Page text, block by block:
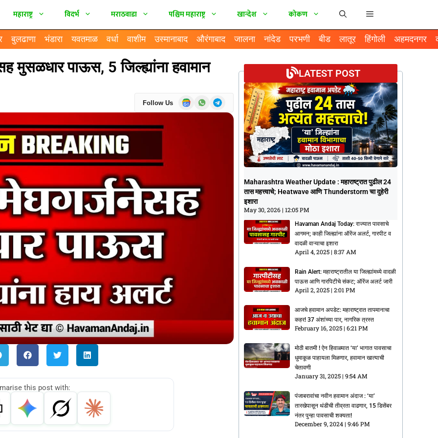
महाराष्ट्र विदर्भ मराठवाडा पश्चिम महाराष्ट्र खान्देश कोकण
बुलढाणा भंडारा यवतमाळ वर्धा वाशीम उस्मानाबाद औरंगाबाद जालना नांदेड परभणी बीड लातूर हिंगोली अहमदनगर
मुसळधार पाऊस, 5 जिल्ह्यांना हवामान
Follow Us
this post with:
LATEST POST
Maharashtra Weather Update : महाराष्ट्रात पुढील 24
तास महत्त्वाचे; Heatwave आणि Thunderstorm चा दुहेरी
इशारा
May 30, 2026 12:05 PM
महाराष्ट्रात पुढील 24 तास महत्त्वाचे; Heatwave
आणि Thunderstorm चा दुहेरी इशारा
Havaman Andaj Today: राज्यात पावसाचे
आगमन; काही जिल्ह्यांना ऑरेंज अलर्ट, गारपीट व
वादळी वाऱ्याचा इशारा
April 4, 2025 8:37 AM
Rain Alert: महाराष्ट्रातील या जिल्ह्यांमध्ये वादळी
पाऊस आणि गारपिटीचे संकट; ऑरेंज अलर्ट जारी
April 2, 2025 2:01 PM
आजचे हवामान अपडेट: महाराष्ट्रात तापमानाचा
कहर! 37 अंशांच्या पार, नागरिक त्रस्त
February 16, 2025 6:21 PM
मोठी बातमी ! ऐन हिवाळ्यात ‘या’ भागात पावसाचा
धुमाकूळ पाहायला मिळणार, हवामान खात्याची
चेतावणी
January 31, 2025 9:54 AM
पंजाबरावांचा नवीन हवामान अंदाज : ‘या’
तारखेपासून थंडीची तीव्रता वाढणार, 15 डिसेंबर
नंतर पुन्हा पावसाची शक्यता!
December 9, 2024 9:46 PM